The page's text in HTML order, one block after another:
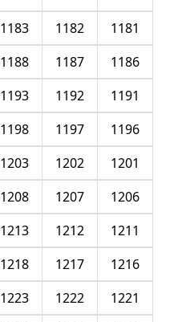
1181
1182
1183
1186
1187
1188
1191
1192
1193
1196
1197
1198
1201
1202
1203
1206
1207
1208
1211
1212
1213
1216
1217
1218
1221
1222
1223